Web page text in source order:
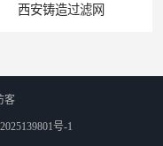
西安铸造过滤网
客
号-1